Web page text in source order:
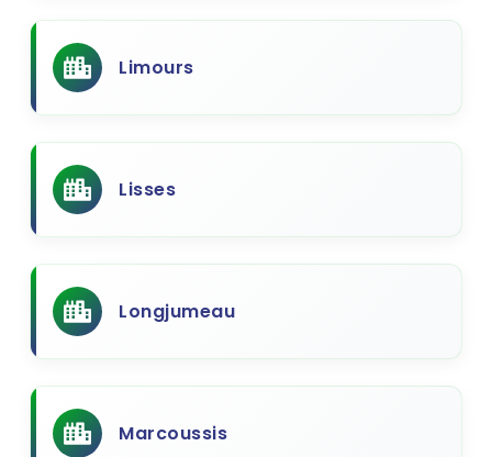
Limours
Lisses
Longjumeau
Marcoussis